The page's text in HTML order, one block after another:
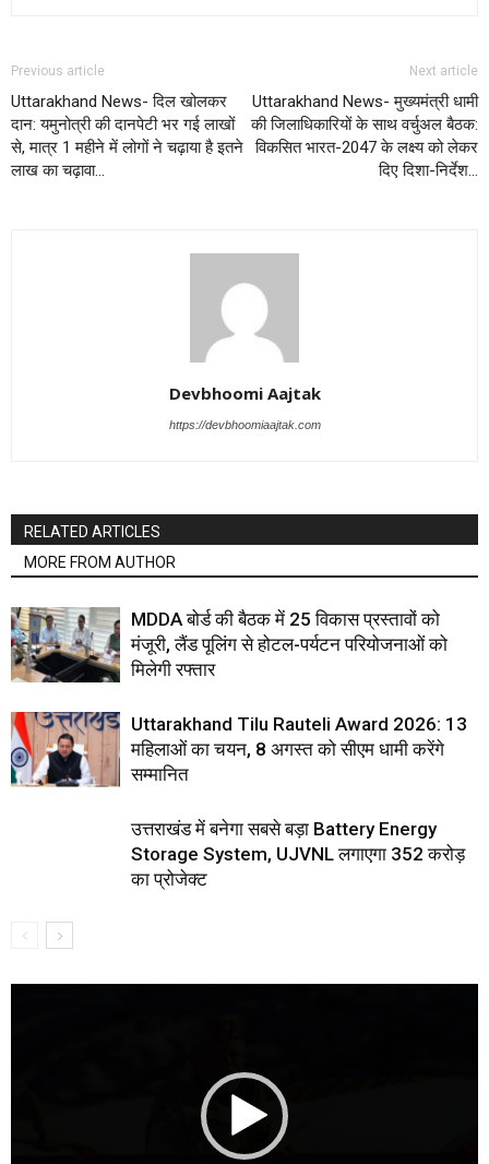
Previous article
Uttarakhand News- दिल खोलकर
दान: यमुनोत्री की दानपेटी भर गई लाखों
से, मात्र 1 महीने में लोगों ने चढ़ाया है इतने
लाख का चढ़ावा…
Next article
Uttarakhand News- मुख्यमंत्री धामी
की जिलाधिकारियों के साथ वर्चुअल बैठक:
विकसित भारत-2047 के लक्ष्य को लेकर
दिए दिशा-निर्देश…
Devbhoomi Aajtak
https://devbhoomiaajtak.com
RELATED ARTICLES
MORE FROM AUTHOR
MDDA बोर्ड की बैठक में 25 विकास प्रस्तावों को
मंजूरी, लैंड पूलिंग से होटल-पर्यटन परियोजनाओं को
मिलेगी रफ्तार
Uttarakhand Tilu Rauteli Award 2026: 13
महिलाओं का चयन, 8 अगस्त को सीएम धामी करेंगे
सम्मानित
उत्तराखंड में बनेगा सबसे बड़ा Battery Energy
Storage System, UJVNL लगाएगा 352 करोड़
का प्रोजेक्ट